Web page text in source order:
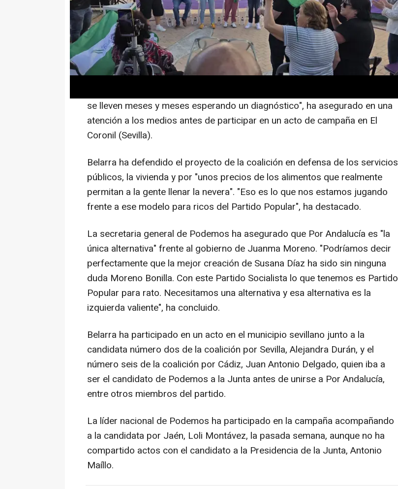
Por Andalucía, la coalición de la que forma parte su partido, frente "al
modelo de los ricos del PP" y ha llamado a la movilización para "echar" al
actual presidente y candidato del PP-A a la reelección, Juanma Moreno.
"Si la gente se moviliza, se organiza y conseguimos echar a Moreno, va a
ser la manera en la que logremos asegurar que todo el mundo es atendido
se lleven meses y meses esperando un diagnóstico", ha asegurado en una
atención a los medios antes de participar en un acto de campaña en El
Coronil (Sevilla).
Belarra ha defendido el proyecto de la coalición en defensa de los servicios
públicos, la vivienda y por "unos precios de los alimentos que realmente
permitan a la gente llenar la nevera". "Eso es lo que nos estamos jugando
frente a ese modelo para ricos del Partido Popular", ha destacado.
La secretaria general de Podemos ha asegurado que Por Andalucía es "la
única alternativa" frente al gobierno de Juanma Moreno. "Podríamos decir
perfectamente que la mejor creación de Susana Díaz ha sido sin ninguna
duda Moreno Bonilla. Con este Partido Socialista lo que tenemos es Partido
Popular para rato. Necesitamos una alternativa y esa alternativa es la
izquierda valiente", ha concluido.
Belarra ha participado en un acto en el municipio sevillano junto a la
candidata número dos de la coalición por Sevilla, Alejandra Durán, y el
número seis de la coalición por Cádiz, Juan Antonio Delgado, quien iba a
ser el candidato de Podemos a la Junta antes de unirse a Por Andalucía,
entre otros miembros del partido.
La líder nacional de Podemos ha participado en la campaña acompañando
a la candidata por Jaén, Loli Montávez, la pasada semana, aunque no ha
compartido actos con el candidato a la Presidencia de la Junta, Antonio
Maíllo.